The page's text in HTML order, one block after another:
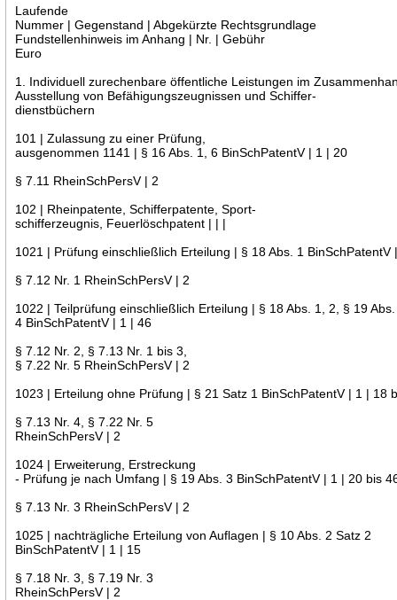
Laufende
Nummer | Gegenstand | Abgekürzte Rechtsgrundlage
Fundstellenhinweis im Anhang | Nr. | Gebühr
Euro
1. Individuell zurechenbare öffentliche Leistungen im
Ausstellung von Befähigungszeugnissen und Schiffer-
dienstbüchern
101 | Zulassung zu einer Prüfung,
ausgenommen 1141 | § 16 Abs. 1, 6 BinSchPatentV | 1 | 20
§ 7.11 RheinSchPersV | 2
102 | Rheinpatente, Schifferpatente, Sport-
schifferzeugnis, Feuerlöschpatent | | |
1021 | Prüfung einschließlich Erteilung | § 18 Abs. 1 BinSchPatentV
§ 7.12 Nr. 1 RheinSchPersV | 2
1022 | Teilprüfung einschließlich Erteilung | § 18 Abs. 1, 2, § 19
4 BinSchPatentV | 1 | 46
§ 7.12 Nr. 2, § 7.13 Nr. 1 bis 3,
§ 7.22 Nr. 5 RheinSchPersV | 2
1023 | Erteilung ohne Prüfung | § 21 Satz 1 BinSchPatentV | 1 | 18
§ 7.13 Nr. 4, § 7.22 Nr. 5
RheinSchPersV | 2
1024 | Erweiterung, Erstreckung
- Prüfung je nach Umfang | § 19 Abs. 3 BinSchPatentV | 1 | 20 bis
§ 7.13 Nr. 3 RheinSchPersV | 2
1025 | nachträgliche Erteilung von Auflagen | § 10 Abs. 2 Satz 2
BinSchPatentV | 1 | 15
§ 7.18 Nr. 3, § 7.19 Nr. 3
RheinSchPersV | 2